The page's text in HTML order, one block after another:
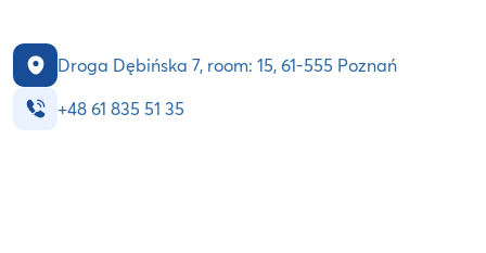
Droga Dębińska 7, room: 15, 61-555 Poznań
+48 61 835 51 35